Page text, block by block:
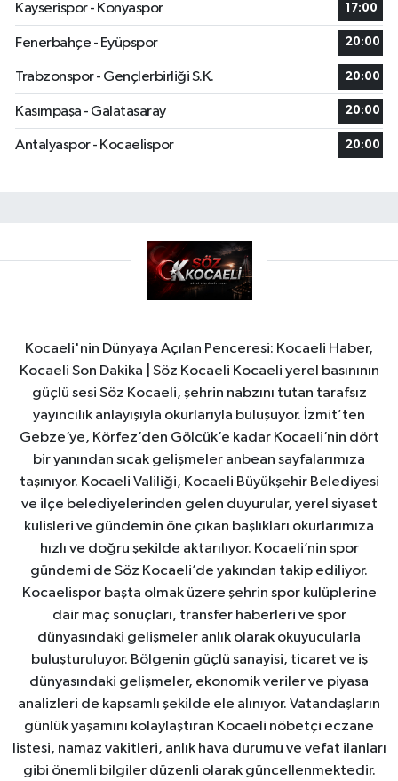
Kayserispor - Konyaspor
17:00
Fenerbahçe - Eyüpspor 20:00
Trabzonspor - Gençlerbirliği S.K. 20:00
Kasımpaşa - Galatasaray 20:00
Antalyaspor - Kocaelispor 20:00
Kocaeli'nin Dünyaya Açılan Penceresi: Kocaeli Haber,
Kocaeli Son Dakika | Söz Kocaeli Kocaeli yerel basınının
güçlü sesi Söz Kocaeli, şehrin nabzını tutan tarafsız
yayıncılık anlayışıyla okurlarıyla buluşuyor. İzmit’ten
Gebze’ye, Körfez’den Gölcük’e kadar Kocaeli’nin dört
bir yanından sıcak gelişmeler anbean sayfalarımıza
taşınıyor. Kocaeli Valiliği, Kocaeli Büyükşehir Belediyesi
ve ilçe belediyelerinden gelen duyurular, yerel siyaset
kulisleri ve gündemin öne çıkan başlıkları okurlarımıza
hızlı ve doğru şekilde aktarılıyor. Kocaeli’nin spor
gündemi de Söz Kocaeli’de yakından takip ediliyor.
Kocaelispor başta olmak üzere şehrin spor kulüplerine
dair maç sonuçları, transfer haberleri ve spor
dünyasındaki gelişmeler anlık olarak okuyucularla
buluşturuluyor. Bölgenin güçlü sanayisi, ticaret ve iş
dünyasındaki gelişmeler, ekonomik veriler ve piyasa
analizleri de kapsamlı şekilde ele alınıyor. Vatandaşların
günlük yaşamını kolaylaştıran Kocaeli nöbetçi eczane
listesi, namaz vakitleri, anlık hava durumu ve vefat ilanları
gibi önemli bilgiler düzenli olarak güncellenmektedir.